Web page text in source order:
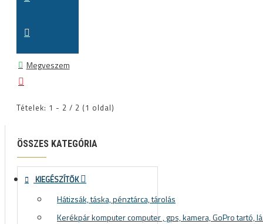
Megveszem
Tételek: 1 - 2 / 2 (1 oldal)
ÖSSZES KATEGÓRIA
KIEGÉSZÍTŐK
Hátizsák, táska, pénztárca, tárolás
Kerékpár komputer computer , gps, kamera, GoPro tartó,